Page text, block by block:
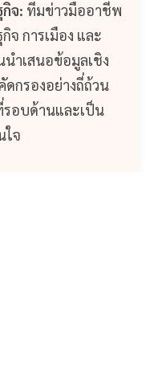
จ: ทีมข่าวมืออาชีพ
จ การเมือง และ
ำเสนอข้อมูลเชิง
กรองอย่างถี่ถ้วน
รอบด้านและเป็น
ใจ